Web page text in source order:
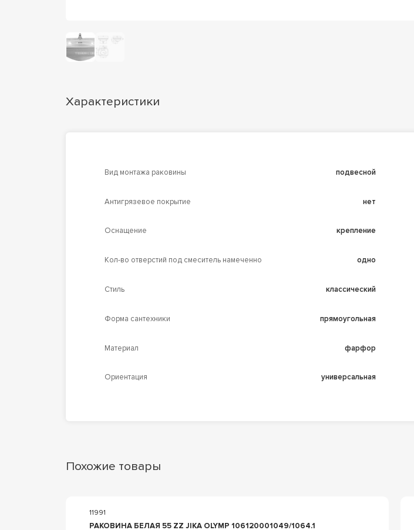
Характеристики
Вид монтажа раковины подвесной
Антигрязевое покрытие нет
Оснащение крепление
Кол-во отверстий под смеситель намеченно одно
Стиль классический
Форма сантехники прямоугольная
Материал фарфор
Ориентация универсальная
Похожие товары
11991
РАКОВИНА БЕЛАЯ 55 ZZ JIKA OLYMP 106120001049/1064.1